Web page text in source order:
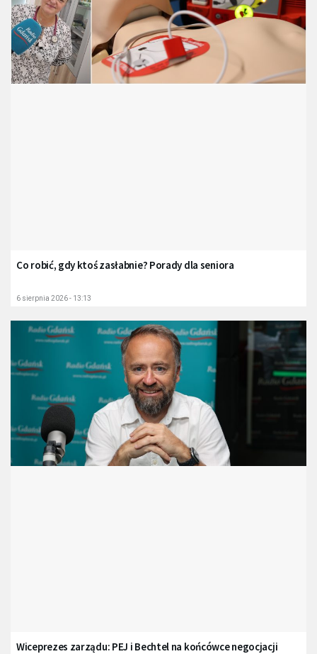
Co robić, gdy ktoś zasłabnie? Porady dla seniora
6 sierpnia 2026 - 13:13
Wiceprezes zarządu: PEJ i Bechtel na końcówce negocjacji